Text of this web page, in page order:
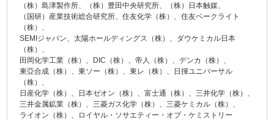
（株）島津製作所、（株）豊田中央研究所、（株）日本触媒、
（国研）産業技術総合研究所、住友化学（株）、住友ベークライト
（株）、
SEMIジャパン、太陽ホールディングス（株）、ダウケミカル日本
（株）、
田岡化学工業（株）、DIC（株）、帝人（株）、デンカ（株）、
東亞合成（株）、東ソー（株）、東レ（株）、日揮ユニバーサル
（株）、
日産化学（株）、日本ゼオン（株）、富士通（株）、三井化学（株）、
三井金属鉱業（株）、三菱ガス化学（株）、三菱ケミカル（株）、
ライオン（株）、ロイヤル・ソサエティー・オブ・ケミストリー